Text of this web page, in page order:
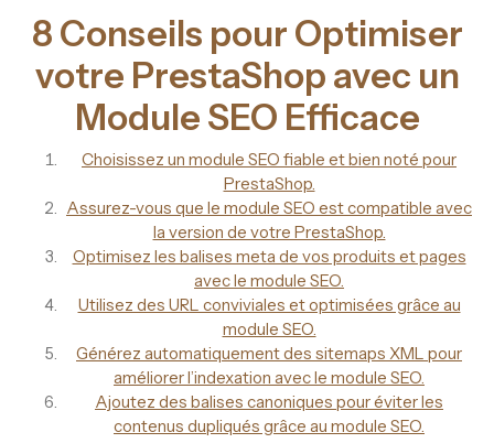
8 Conseils pour Optimiser
votre PrestaShop avec un
Module SEO Efficace
Choisissez un module SEO fiable et bien noté pour
PrestaShop.
Assurez-vous que le module SEO est compatible avec
la version de votre PrestaShop.
Optimisez les balises meta de vos produits et pages
avec le module SEO.
Utilisez des URL conviviales et optimisées grâce au
module SEO.
Générez automatiquement des sitemaps XML pour
améliorer l’indexation avec le module SEO.
Ajoutez des balises canoniques pour éviter les
contenus dupliqués grâce au module SEO.